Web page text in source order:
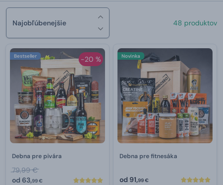
Najobľúbenejšie 48 produktov
-20 %
Bestseller
Debna pre pivára
79,99 €
od 63,99 €
Novinka
Debna pre fitnesáka
od 91,99 €